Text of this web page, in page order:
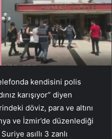
kendisini polis
karışıyor” diyen
döviz, para ve altını
ve İzmir’de düzenlediği
asıllı 3 zanlı